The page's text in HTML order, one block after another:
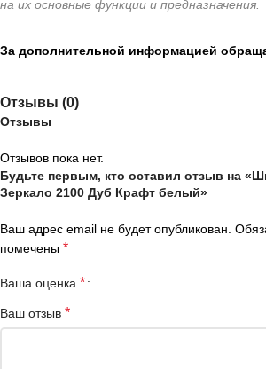
на их основные функции и предназначения.
За дополнительной информацией
Отзывы (0)
Отзывы
Отзывов пока нет.
Будьте первым, кто оставил отзыв на
Зеркало 2100 Дуб Крафт белый»
Ваш адрес email не будет опубликован.
помечены *
Ваша оценка *
Ваш отзыв *